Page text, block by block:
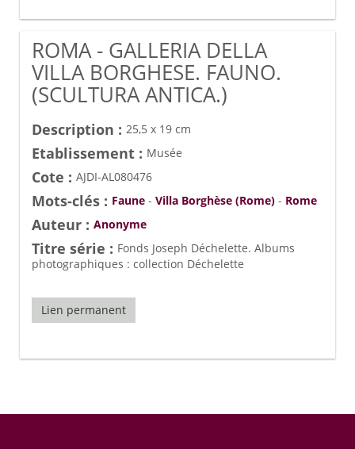
ROMA - GALLERIA DELLA
VILLA BORGHESE. FAUNO.
(SCULTURA ANTICA.)
Description : 25,5 x 19 cm
Etablissement : Musée
Cote : AJDI-AL080476
Mots-clés : Faune - Villa Borghèse (Rome) - Rome
Auteur : Anonyme
Titre série : Fonds Joseph Déchelette. Albums
photographiques : collection Déchelette
Lien permanent